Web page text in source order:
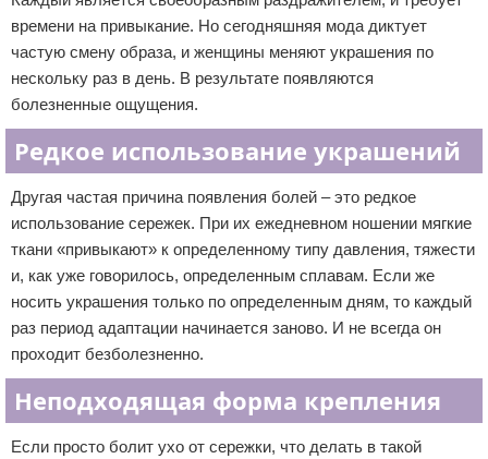
времени на привыкание. Но сегодняшняя мода диктует
частую смену образа, и женщины меняют украшения по
нескольку раз в день. В результате появляются
болезненные ощущения.
Редкое использование украшений
Другая частая причина появления болей – это редкое
использование сережек. При их ежедневном ношении мягкие
ткани «привыкают» к определенному типу давления, тяжести
и, как уже говорилось, определенным сплавам. Если же
носить украшения только по определенным дням, то каждый
раз период адаптации начинается заново. И не всегда он
проходит безболезненно.
Неподходящая форма крепления
Если просто болит ухо от сережки, что делать в такой